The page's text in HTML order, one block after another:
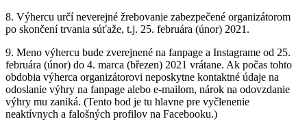
8. Výhercu určí neverejné žrebovanie zabezpečené organizátorom
po skončení trvania súťaže, t.j. 25. februára (únor) 2021.
9. Meno výhercu bude zverejnené na fanpage a Instagrame od 25.
februára (únor) do 4. marca (březen) 2021 vrátane. Ak počas tohto
obdobia výherca organizátorovi neposkytne kontaktné údaje na
odoslanie výhry na fanpage alebo e-mailom, nárok na odovzdanie
výhry mu zaniká. (Tento bod je tu hlavne pre vyčlenenie
neaktívnych a falošných profilov na Facebooku.)